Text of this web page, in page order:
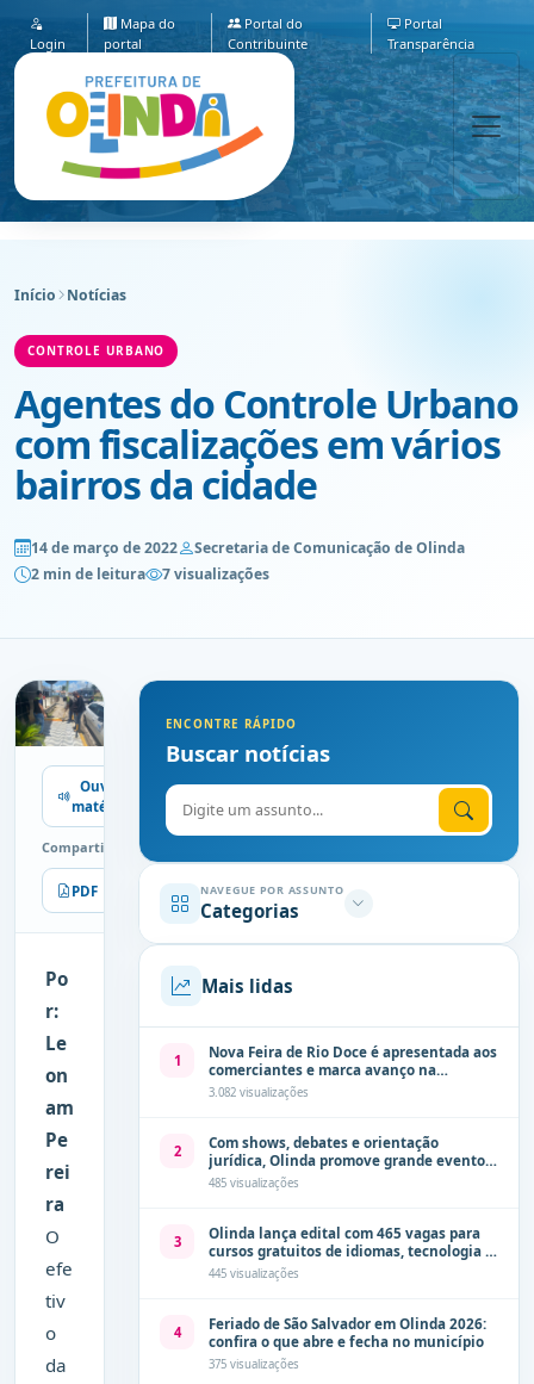
Login
Mapa do
portal
Portal do
Contribuinte
Portal
Transparência
Início Notícias
CONTROLE URBANO
Agentes do Controle Urbano
com fiscalizações em vários
bairros da cidade
14 de março de 2022
Secretaria de Comunicação de Olinda
2 min de leitura
7 visualizações
Ouvir
matéria
Compartilhe
PDF Imprimir
Po
r:
Le
on
am
Pe
rei
ra
O
efe
tiv
o
da
ENCONTRE RÁPIDO
Buscar notícias
Digite o assunto
NAVEGUE POR ASSUNTO
Categorias
Mais lidas
1
Nova Feira de Rio Doce é apresentada aos
comerciantes e marca avanço na
modernização dos espaços públicos de
3.082 visualizações
2
Com shows, debates e orientação
jurídica, Olinda promove grande evento
de combate à violência contra a mulher
neste sábado (8)
485 visualizações
3
Olinda lança edital com 465 vagas para
cursos gratuitos de idiomas, tecnologia e
comunicação
445 visualizações
4
Feriado de São Salvador em Olinda 2026:
confira o que abre e fecha no município
375 visualizações